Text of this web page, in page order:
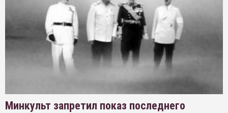
Минкульт запретил показ последнего